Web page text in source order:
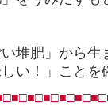
堆肥」から生
しい！」こと